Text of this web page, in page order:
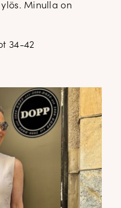
Minulla on
34-42